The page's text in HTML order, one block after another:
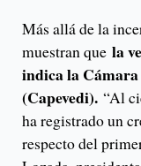
Más allá de la
muestran que la
indica la
(Capevedi). “Al
ha registrado un
respecto del